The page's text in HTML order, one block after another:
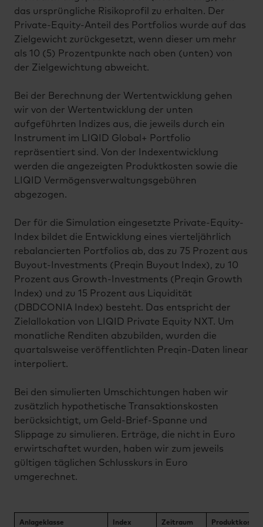
das ursprüngliche Risikoprofil zu erhalten. Der
Private-Equity-Anteil des Portfolios wurde auf das
Zielgewicht zurückgesetzt, wenn dieser um mehr
als 10 (5) Prozentpunkte nach oben (unten) von
der Zielgewichtung abweicht.
Bei der Berechnung der Wertentwicklung gehen
wir von der Wertentwicklung der unten
aufgeführten Indizes aus, die jeweils durch ein
Instrument im LIQID Global+ Portfolio
repräsentiert sind. Von der Indexentwicklung
werden die angezeigten Produktkosten sowie die
LIQID Vermögensverwaltungsgebühren
abgezogen.
Der für die Simulation eingesetzte Private-Equity-
Index bildet die Entwicklung eines vierteljährlich
rebalancierten Portfolios ab, das zu 75 Prozent aus
Buyout-Investments (Preqin Buyout Index), zu 10
Prozent aus Growth-Investments (Preqin Growth
Index) und zu 15 Prozent aus Liquidität
(DBDCONIA Index) besteht. Das entspricht der
Zielallokation von LIQID Private Equity NXT. Um
monatliche Renditen abzubilden, wurden die
quartalsweise veröffentlichten Preqin-Daten linear
interpoliert.
Bei den simulierten Umschichtungen haben wir
zusätzlich hypothetische Transaktionskosten
berücksichtigt, um Geld-Brief-Spanne und
Slippage zu simulieren. Erträge, die nicht in Euro
erwirtschaftet wurden, haben wir zum jeweils
gültigen täglichen Schlusskurs in Euro
umgerechnet.
Anlageklasse Index Zeitraum Produktkosten